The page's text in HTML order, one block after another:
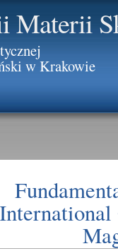
Materii
w Krakowie
International